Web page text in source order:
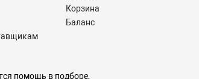
Корзина
Баланс
помощь в подборе,